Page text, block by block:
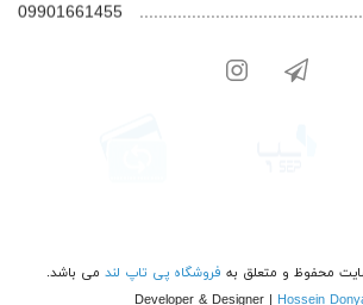
09901661455
محفوظ و متعلق به فروشگاه پی تاپ لند می باشد.
Developer & Designer | Hossein